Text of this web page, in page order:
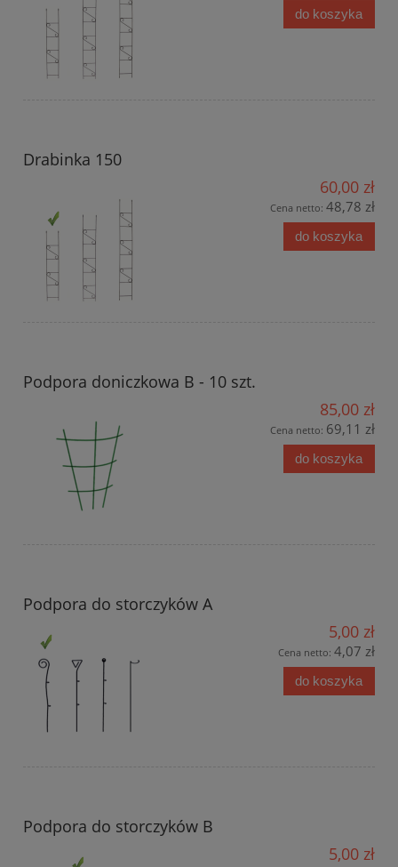
do koszyka
Drabinka 150
60,00 zł
Cena netto: 48,78 zł
do koszyka
Podpora doniczkowa B - 10 szt.
85,00 zł
Cena netto: 69,11 zł
do koszyka
Podpora do storczyków A
5,00 zł
Cena netto: 4,07 zł
do koszyka
Podpora do storczyków B
5,00 zł